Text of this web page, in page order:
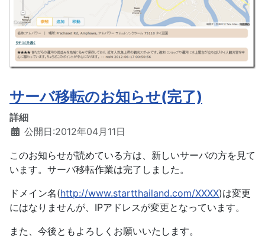
サーバ移転のお知らせ(完了)
詳細
公開日:2012年04月11日
このお知らせが読めている方は、新しいサーバの方を見て
います。サーバ移転作業は完了しました。
ドメイン名(http://www.startthailand.com/XXXX)は変更
にはなりませんが、IPアドレスが変更となっています。
また、今後ともよろしくお願いいたします。